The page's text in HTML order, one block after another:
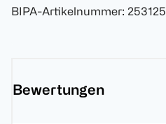
BIPA-Artikelnummer: 253125
Bewertungen